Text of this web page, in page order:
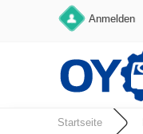
Anmelden
Startseite